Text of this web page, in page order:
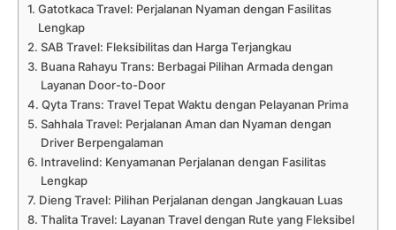
Gatotkaca Travel: Perjalanan Nyaman dengan Fasilitas
Lengkap
SAB Travel: Fleksibilitas dan Harga Terjangkau
Buana Rahayu Trans: Berbagai Pilihan Armada dengan
Layanan Door-to-Door
Qyta Trans: Travel Tepat Waktu dengan Pelayanan Prima
Sahhala Travel: Perjalanan Aman dan Nyaman dengan
Driver Berpengalaman
Intravelind: Kenyamanan Perjalanan dengan Fasilitas
Lengkap
Dieng Travel: Pilihan Perjalanan dengan Jangkauan Luas
Thalita Travel: Layanan Travel dengan Rute yang Fleksibel